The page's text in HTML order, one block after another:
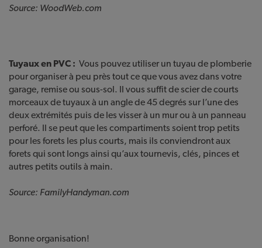
Source: WoodWeb.com
Tuyaux en PVC : Vous pouvez utiliser un tuyau de plomberie
pour organiser à peu près tout ce que vous avez dans votre
garage, remise ou sous-sol. Il vous suffit de scier de courts
morceaux de tuyaux à un angle de 45 degrés sur l’une des
deux extrémités puis de les visser à un mur ou à un panneau
perforé. Il se peut que les compartiments soient trop petits
pour les forets les plus courts, mais ils conviendront aux
forets qui sont longs ainsi qu’aux tournevis, clés, pinces et
autres petits outils à main.
Source: FamilyHandyman.com
Bonne organisation!